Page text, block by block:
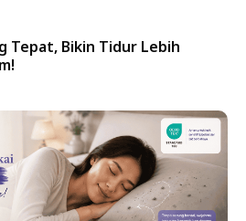
Tepat, Bikin Tidur Lebih